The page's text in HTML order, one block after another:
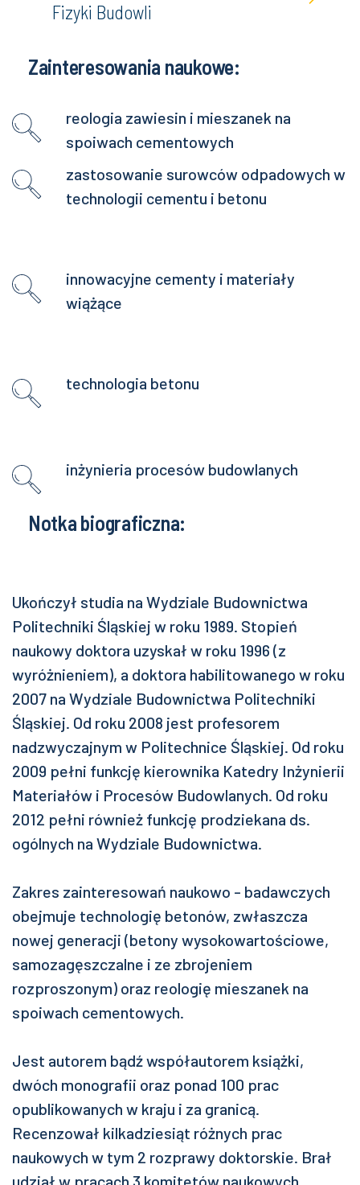
Fizyki Budowli
Zainteresowania naukowe:
reologia zawiesin i mieszanek na
spoiwach cementowych
zastosowanie surowców odpadowych w
technologii cementu i betonu
innowacyjne cementy i materiały
wiążące
technologia betonu
inżynieria procesów budowlanych
Notka biograficzna:
Ukończył studia na Wydziale Budownictwa
Politechniki Śląskiej w roku 1989. Stopień
naukowy doktora uzyskał w roku 1996 (z
wyróżnieniem), a doktora habilitowanego w roku
2007 na Wydziale Budownictwa Politechniki
Śląskiej. Od roku 2008 jest profesorem
nadzwyczajnym w Politechnice Śląskiej. Od roku
2009 pełni funkcję kierownika Katedry Inżynierii
Materiałów i Procesów Budowlanych. Od roku
2012 pełni również funkcję prodziekana ds.
ogólnych na Wydziale Budownictwa.
Zakres zainteresowań naukowo - badawczych
obejmuje technologię betonów, zwłaszcza
nowej generacji (betony wysokowartościowe,
samozagęszczalne i ze zbrojeniem
rozproszonym) oraz reologię mieszanek na
spoiwach cementowych.
Jest autorem bądź współautorem książki,
dwóch monografii oraz ponad 100 prac
opublikowanych w kraju i za granicą.
Recenzował kilkadziesiąt różnych prac
naukowych w tym 2 rozprawy doktorskie. Brał
udział w pracach 3 komitetów naukowych